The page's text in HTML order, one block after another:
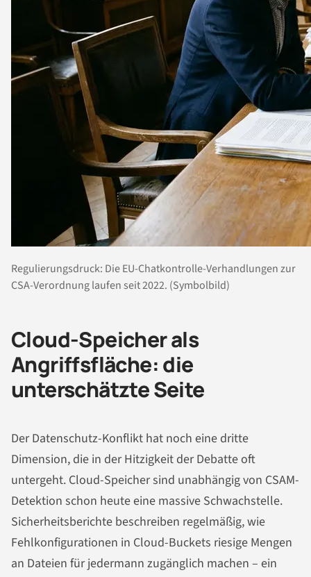
Regulierungsdruck: Die EU-Chatkontrolle-Verhandlungen zur
CSA-Verordnung laufen seit 2022. (Symbolbild)
Cloud-Speicher als
Angriffsfläche: die
unterschätzte Seite
Der Datenschutz-Konflikt hat noch eine dritte
Dimension, die in der Hitzigkeit der Debatte oft
untergeht. Cloud-Speicher sind unabhängig von CSAM-
Detektion schon heute eine massive Schwachstelle.
Sicherheitsberichte beschreiben regelmäßig, wie
Fehlkonfigurationen in Cloud-Buckets riesige Mengen
an Dateien für jedermann zugänglich machen – ein